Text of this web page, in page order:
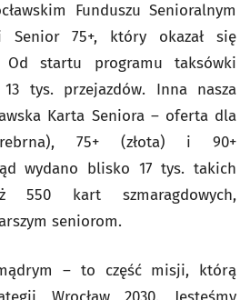
Funduszu Senioralnym
Senior 75+, który okazał się
Od startu programu taksówki
13 tys. przejazdów. Inna nasza
Karta Seniora – oferta dla
75+ (złota) i 90+
wydano blisko 17 tys. takich
kart szmaragdowych,
seniorom.
– to część misji, którą